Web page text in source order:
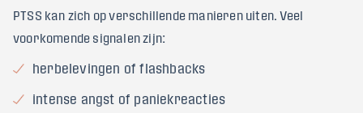
PTSS kan zich op verschillende manieren uiten. Veel
voorkomende signalen zijn:
herbelevingen of flashbacks
intense angst of paniekreacties